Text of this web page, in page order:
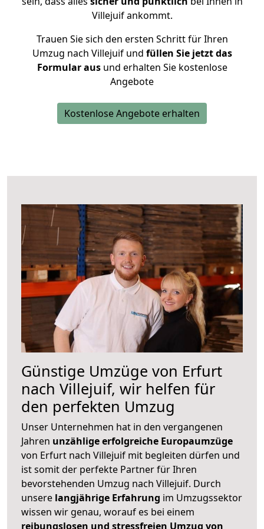
Villejuif ankommt.
Trauen Sie sich den ersten Schritt für Ihren
Umzug nach Villejuif und füllen Sie jetzt das
Formular ausund erhalten Sie kostenlose
Angebote
Kostenlose Angebote erhalten
Günstige Umzüge von Erfurt
nach Villejuif, wir helfen für
den perfekten Umzug
Unser Unternehmen hat in den vergangenen
Jahren unzählige erfolgreiche Europaumzüge
von Erfurt nach Villejuif mit begleiten dürfen und
ist somit der perfekte Partner für Ihren
bevorstehenden Umzug nach Villejuif. Durch
unsere langjährige Erfahrung im Umzugssektor
wissen wir genau, worauf es bei einem
reibungslosen und stressfreien Umzug von